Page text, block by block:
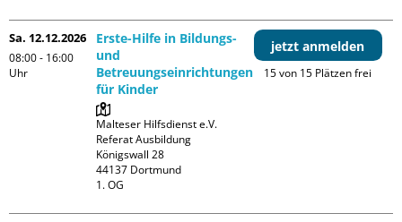
Sa. 12.12.2026
08:00 - 16:00
Uhr
Erste-Hilfe in Bildungs-
und
Betreuungseinrichtungen
für Kinder
Malteser Hilfsdienst e.V.
Referat Ausbildung
Königswall 28
44137 Dortmund
1. OG
jetzt anmelden
15 von 15 Plätzen frei